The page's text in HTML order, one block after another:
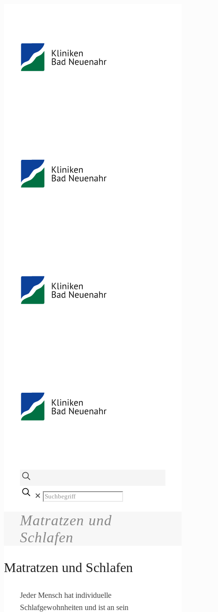
✕
Matratzen und
Schlafen
Matratzen und Schlafen
Jeder Mensch hat individuelle
Schlafgewohnheiten und ist an sein